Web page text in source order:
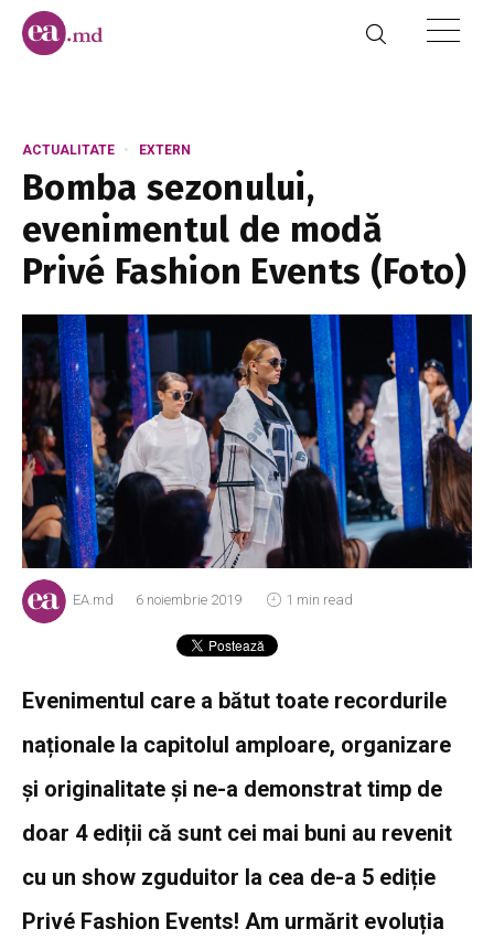
ACTUALITATE EXTERN
Bomba sezonului,
evenimentul de modă
Privé Fashion Events (Foto)
EA.md 6 noiembrie 2019 1 min read
Evenimentul care a bătut toate recordurile
naționale la capitolul amploare, organizare
și originalitate și ne-a demonstrat timp de
doar 4 ediții că sunt cei mai buni au revenit
cu un show zguduitor la cea de-a 5 ediție
Privé Fashion Events! Am urmărit evoluția